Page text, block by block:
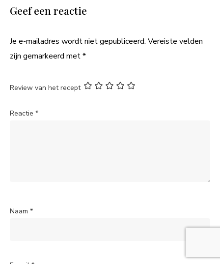
Geef een reactie
Je e-mailadres wordt niet gepubliceerd. Vereiste velden
zijn gemarkeerd met*
Review van het recept
Reactie *
Naam *